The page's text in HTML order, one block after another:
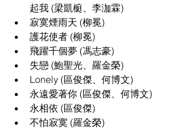
起我 (梁凱榳、李泇霖)
寂寞煙雨天 (柳冕)
護花使者 (柳冕)
飛躍千個夢 (馮志豪)
失戀 (鮑聖光、羅金榮)
Lonely (區俊傑、何博文)
永遠愛著你 (區俊傑、何博文)
永相依 (區俊傑)
不怕寂寞 (羅金榮)